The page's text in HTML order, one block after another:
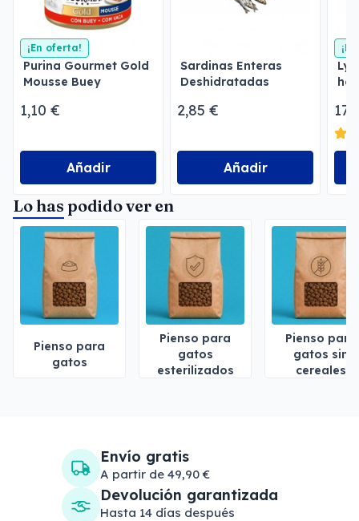
¡En oferta!
Purina Gourmet Gold
Mousse Buey
1,10 €
Añadir
Sardinas Enteras
Deshidratadas
2,85 €
Añadir
Lo has podido ver en
Pienso para
gatos
Pienso para
gatos
esterilizados
Pienso para
gatos sin
cereales
Envío gratis
A partir de 49,90 €
Devolución garantizada
Hasta 14 días después